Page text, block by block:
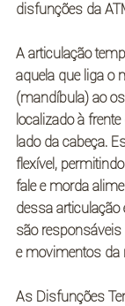
disfunções da
A articulação
aquela que liga o
(mandíbula) ao
localizado à
lado da cabeça.
flexível,
fale e morda
dessa articulação
são
e movimentos da
As Disfunções